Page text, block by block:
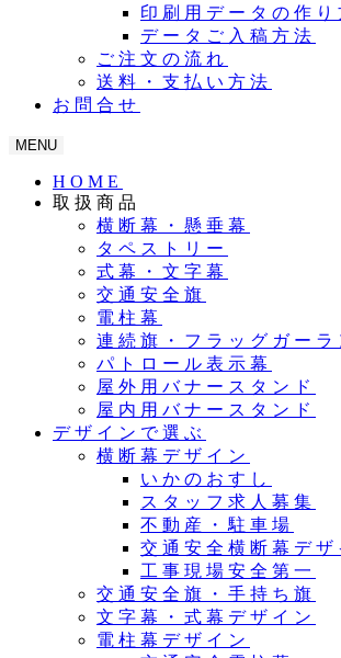
印刷用データの作り
データご入稿方法
ご注文の流れ
送料・支払い方法
お問合せ
MENU
HOME
取扱商品
横断幕・懸垂幕
タペストリー
式幕・文字幕
交通安全旗
電柱幕
連続旗・フラッグガーラ
パトロール表示幕
屋外用バナースタンド
屋内用バナースタンド
デザインで選ぶ
横断幕デザイン
いかのおすし
スタッフ求人募集
不動産・駐車場
交通安全横断幕デザ
工事現場安全第一
交通安全旗・手持ち旗
文字幕・式幕デザイン
電柱幕デザイン